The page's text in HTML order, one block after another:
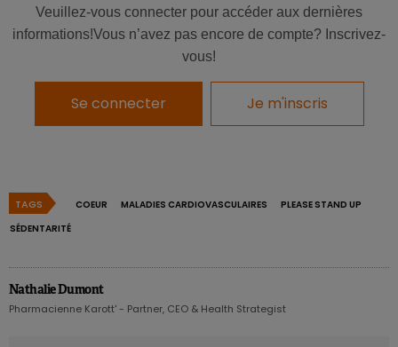
de son cinquantième anniversaire. Elle promeut le
mouvement, avec humour et originalité, à travers une
plutôt réussie et invite les entreprises à
plateformewww.pleasestandup.be
Veuillez-vous connecter pour accéder aux dernières
informations!Vous n’avez pas encore de compte? Inscrivez-
vous!
Se connecter Je m'inscris
TAGS COEUR MALADIES CARDIOVASCULAIRES
PLEASE STAND UP
SÉDENTARITÉ
Nathalie Dumont
Pharmacienne Karott' - Partner, CEO & Health Strategist